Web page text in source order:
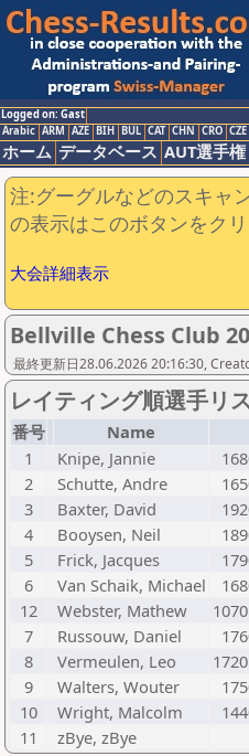
Logged on: Gast
Arabic ARM AZE BIH BUL CAT CHN CRO CZE
ホーム データベース AUT選手権
注:グーグルなどのスキャ
の表示はこのボタンをク
大会詳細表示
Bellville Chess Club
最終更新日28.06.2026 20:16:30,
レイティング順選手リ
番号 Name
1
Knipe, Jannie
2
Schutte, Andre
3
Baxter, David
4
Booysen, Neil
5
Frick, Jacques
6
Van Schaik, Michael
12
Webster, Mathew
7
Russouw, Daniel
8
Vermeulen, Leo
9
Walters, Wouter
10
Wright, Malcolm
11
zBye, zBye